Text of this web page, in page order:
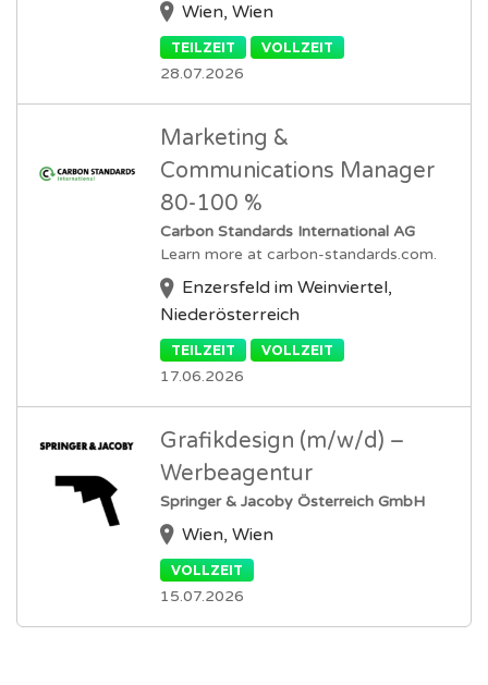
Wien, Wien
TEILZEIT VOLLZEIT
28.07.2026
Marketing &
Communications Manager
80-100 %
Carbon Standards International AG
Learn more at carbon-standards.com.
Enzersfeld im Weinviertel,
Niederösterreich
TEILZEIT VOLLZEIT
17.06.2026
Grafikdesign (m/w/d) –
Werbeagentur
Springer & Jacoby Österreich GmbH
Wien, Wien
VOLLZEIT
15.07.2026